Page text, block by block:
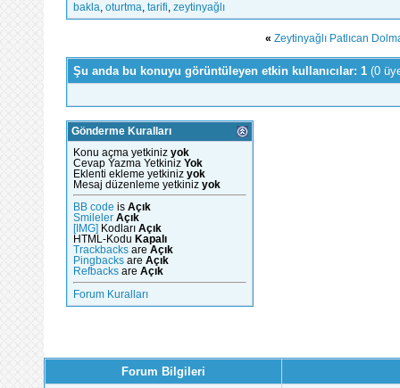
bakla oturtma tarifi zeytinyağlı
« Zeytinyağlı Patlıcan
Şu anda bu konuyu görüntüleyen etkin kullanıcılar: 1 (0
Gönderme Kuralları
Konu açma yetkiniz yok
Cevap Yazma Yetkiniz Yok
Eklenti ekleme yetkiniz yok
Mesaj düzenleme yetkiniz yok
BB code is Açık
Smileler Açık
[IMG]
Kodları Açık
HTML-Kodu Kapalı
Trackbacks are Açık
Pingbacks are Açık
Refbacks are Açık
Forum Kuralları
Forum Bilgileri